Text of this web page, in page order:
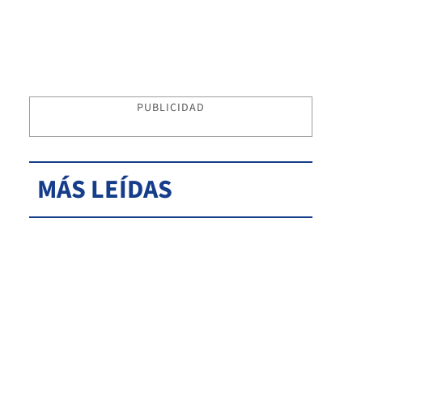
PUBLICIDAD
MÁS LEÍDAS